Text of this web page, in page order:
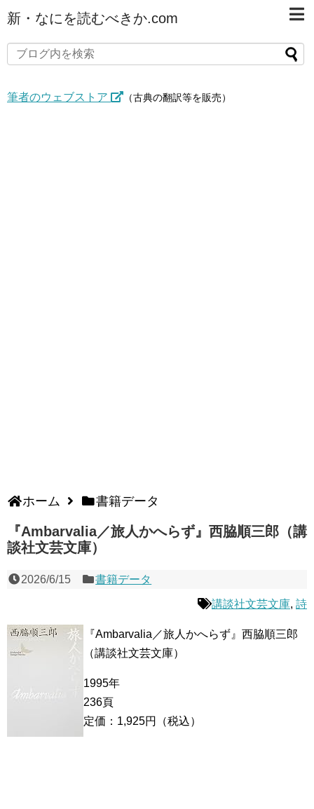
新・なにを読むべきか.com
筆者のウェブストア （古典の翻訳等を販売）
ホーム 書籍データ
『Ambarvalia／旅人かへらず』西脇順三郎（講
談社文芸文庫）
2026/6/15 書籍データ
講談社文芸文庫, 詩
『Ambarvalia／旅人かへらず』西脇順三郎
（講談社文芸文庫）
1995年
236頁
定価：1,925円（税込）